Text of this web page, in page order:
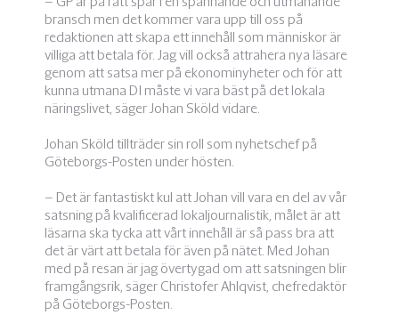
bransch men det kommer vara upp till oss på
redaktionen att skapa ett innehåll som människor är
villiga att betala för. Jag vill också attrahera nya läsare
genom att satsa mer på ekonominyheter och för att
kunna utmana DI måste vi vara bäst på det lokala
näringslivet, säger Johan Sköld vidare.
Johan Sköld tillträder sin roll som nyhetschef på
Göteborgs-Posten under hösten.
– Det är fantastiskt kul att Johan vill vara en del av vår
satsning på kvalificerad lokaljournalistik, målet är att
läsarna ska tycka att vårt innehåll är så pass bra att
det är värt att betala för även på nätet. Med Johan
med på resan är jag övertygad om att satsningen blir
framgångsrik, säger Christofer Ahlqvist, chefredaktör
på Göteborgs-Posten.